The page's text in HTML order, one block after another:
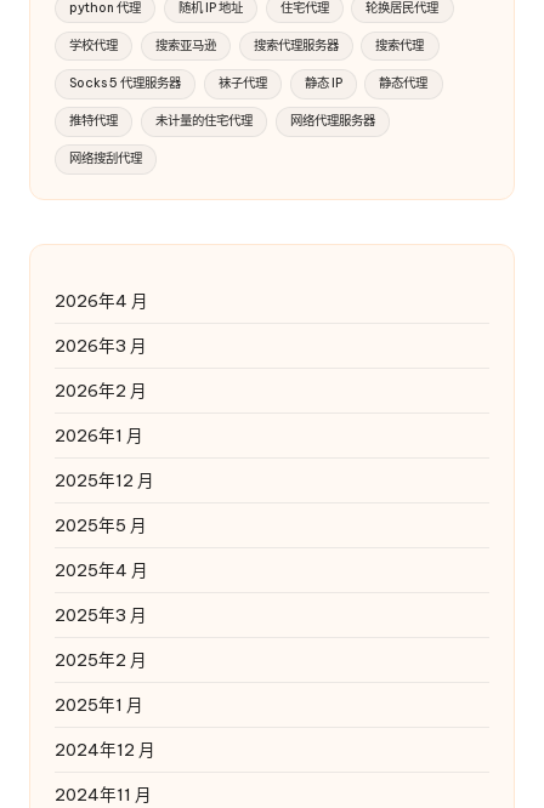
python 代理 随机 IP 地址 住宅代理 轮换居民代理
学校代理 搜索亚马逊 搜索代理服务器 搜索代理
Socks 5 代理服务器 袜子代理 静态 IP 静态代理
推特代理 未计量的住宅代理 网络代理服务器
网络搜刮代理
2026年4 月
2026年3 月
2026年2 月
2026年1 月
2025年12 月
2025年5 月
2025年4 月
2025年3 月
2025年2 月
2025年1 月
2024年12 月
2024年11 月